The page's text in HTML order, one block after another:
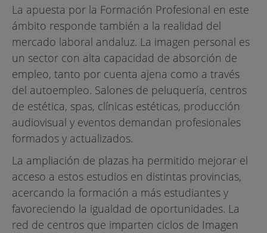
La apuesta por la Formación Profesional en este
ámbito responde también a la realidad del
mercado laboral andaluz. La imagen personal es
un sector con alta capacidad de absorción de
empleo, tanto por cuenta ajena como a través
del autoempleo. Salones de peluquería, centros
de estética, spas, clínicas estéticas, producción
audiovisual y eventos demandan profesionales
formados y actualizados.
La ampliación de plazas ha permitido mejorar el
acceso a estos estudios en distintas provincias,
acercando la formación a más estudiantes y
favoreciendo la igualdad de oportunidades. La
red de centros que imparten ciclos de Imagen